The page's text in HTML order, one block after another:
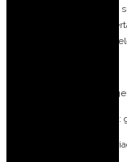
com fenda frontal e
sofisticação. As costas
com um toque sensual e
Frente única:
Amarração no
Franzido na cintura: